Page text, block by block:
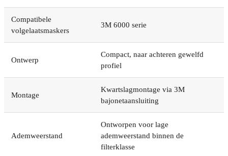
Compatibele
volgelaatsmaskers
3M 6000 serie
Ontwerp
Compact, naar achteren gewelfd
profiel
Montage
Kwartslagmontage via 3M
bajonetaansluiting
Ademweerstand
Ontworpen voor lage
ademweerstand binnen de
filterklasse